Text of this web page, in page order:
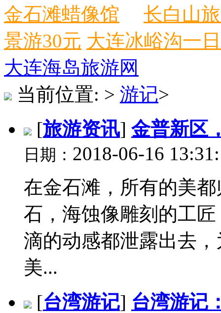
金石滩蜡像馆
长白山
景游30元 大连冰峪沟一
大连海岛旅游网
当前位置: > 游记>
[旅游资讯] 金普新区
日期： 2018-06-16
在金石滩，所有的美
石，海蚀像雕刻的工
滴的动感都泄露出去
美...
[台湾游记] 台湾游记